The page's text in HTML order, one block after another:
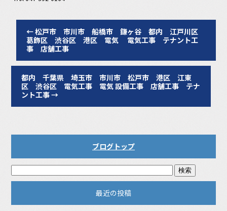
←松戸市 市川市 船橋市 鎌ヶ谷 都内 江戸川区
葛飾区 渋谷区 港区 電気 電気工事 テナント工
事 店舗工事
都内 千葉県 埼玉市 市川市 松戸市 港区 江東
区 渋谷区 電気工事 電気 設備工事 店舗工事 テナ
ント工事→
ブログトップ
最近の投稿